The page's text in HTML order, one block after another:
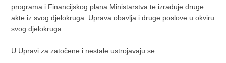
programa i Financijskog plana Ministarstva te izrađuje druge
akte iz svog djelokruga. Uprava obavlja i druge poslove u okviru
svog djelokruga.
U Upravi za zatočene i nestale ustrojavaju se: